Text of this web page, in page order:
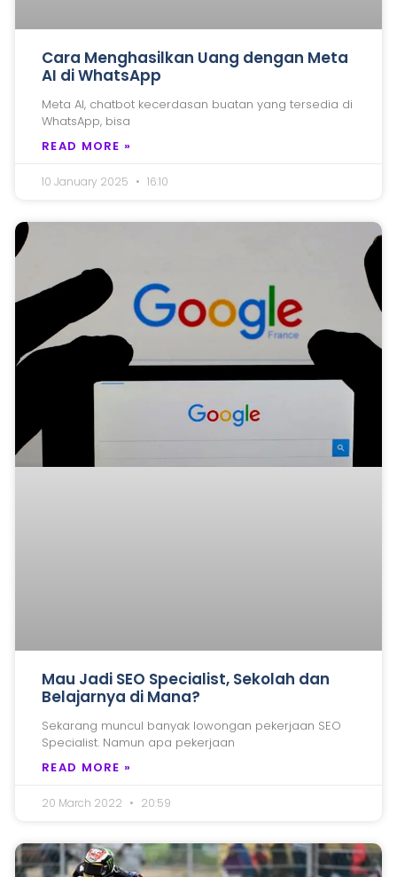
Cara Menghasilkan Uang dengan Meta
AI di WhatsApp
Meta AI, chatbot kecerdasan buatan yang tersedia di
WhatsApp, bisa
READ MORE »
10 January 2025 16:10
Mau Jadi SEO Specialist, Sekolah dan
Belajarnya di Mana?
Sekarang muncul banyak lowongan pekerjaan SEO
Specialist. Namun apa pekerjaan
READ MORE »
20 March 2022 20:59